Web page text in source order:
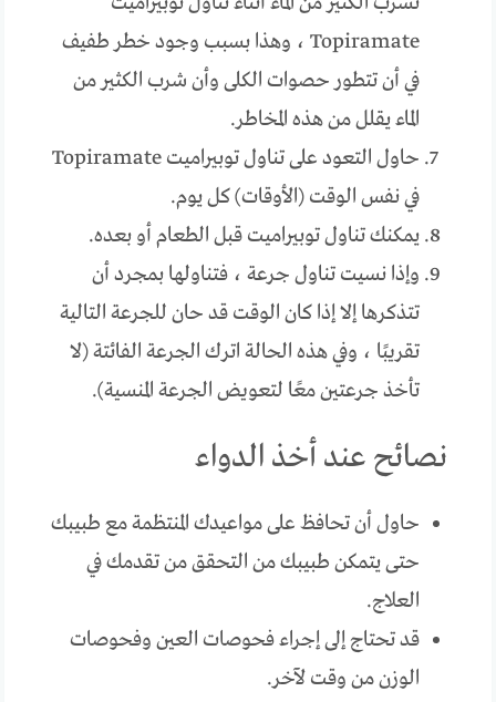
Topiramate ، وهذا بسبب وجود خطر طفيف
في أن تتطور حصوات الكلى وأن شرب الكثير من
الماء يقلل من هذه المخاطر.
حاول التعود على تناول توبيراميت Topiramate
في نفس الوقت (الأوقات) كل يوم.
يمكنك تناول توبيراميت قبل الطعام أو بعده.
وإذا نسيت تناول جرعة ، فتناولها بمجرد أن
تتذكرها إلا إذا كان الوقت قد حان للجرعة التالية
تقريبًا ، وفي هذه الحالة اترك الجرعة الفائتة (لا
تأخذ جرعتين معًا لتعويض الجرعة المنسية).
نصائح عند أخذ الدواء
حاول أن تحافظ على مواعيدك المنتظمة مع طبيبك
حتى يتمكن طبيبك من التحقق من تقدمك في
العلاج.
قد تحتاج إلى إجراء فحوصات العين وفحوصات
الوزن من وقت لآخر.